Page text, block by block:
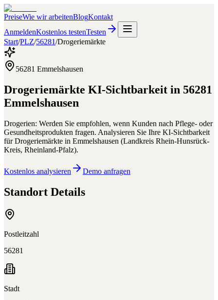
PreiseWie wir arbeitenBlogKontakt
AnmeldenKostenlos testenTesten
Start/PLZ/56281/Drogeriemärkte
56281 Emmelshausen
Drogeriemärkte KI-Sichtbarkeit in 56281
Emmelshausen
Drogerien: Werden Sie empfohlen, wenn Kunden nach Pflege- oder
Gesundheitsprodukten fragen. Analysieren Sie Ihre KI-Sichtbarkeit
fürDrogeriemärkte in Emmelshausen (Landkreis Rhein-Hunsrück-
Kreis, Rheinland-Pfalz).
Kostenlos analysieren Demo anfragen
Standort Details
Postleitzahl
56281
Stadt